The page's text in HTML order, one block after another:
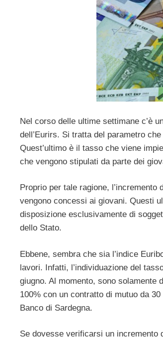
Nel corso delle ultime settimane c’è
dell’Eurirs. Si tratta del parametro
Quest’ultimo è il tasso che viene
che vengono stipulati da parte dei
Proprio per tale ragione,
vengono concessi ai giovani. Questi
disposizione esclusivamente di
dello Stato.
Ebbene, sembra che sia l’indice
lavori. Infatti, l’individuazione del
giugno. Al momento, sono solamente
100% con un contratto di mutuo da
Banco di Sardegna.
Se dovesse verificarsi un incremento